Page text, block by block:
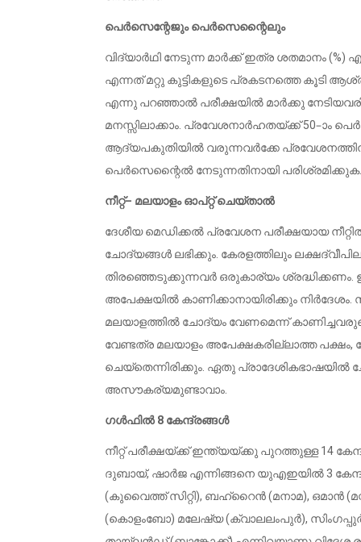
പെർസെന്റേജും പെർസെന്റൈലും
വിദ്യാർഥി നേടുന്ന മാർക്ക് ഇത്ര ശതമാനം
എന്നത് മറ്റു കുട്ടികളുടെ പ്രകടന‌ത്തെ കൂടി
എന്നു പറഞ്ഞാൽ പരീക്ഷയിൽ മാർക്കു
മനസ്സിലാക്കാം. പ്രവേശനാർഹതയ്ക്ക് 50–ാം
ആദ്യപകുതിയിൽ വരുന്നവർക്കേ
പെർസെന്റൈൽ നേടുന്നതിനായി പരിശ്രമിക്കുക.
നീറ്റ്– മലയാളം ഓപ്റ്റ് ചെയ്താൽ
ദേശീയ മെഡിക്കൽ പ്രവേശന പരീക്ഷയായ
ചോദ്യങ്ങൾ ലഭിക്കും. കേരളത്തിലും
തിരഞ്ഞെടുക്കുന്നവർ ഒരുകാര്യം
അപേക്ഷയിൽ കാണിക്കാനായിരിക്കും
മലയാളത്തിൽ ചോദ്യം വേണമെന്ന്
വേണ്ടത്ര മലയാളം അപേക്ഷകരില്ലാത്ത പക്ഷം,
ചെയ്തെന്നിരിക്കും. ഏതു
അസൗകര്യമുണ്ടാവാം.
ഗൾഫിൽ 8 കേന്ദ്രങ്ങൾ
നീറ്റ് പരീക്ഷയ്ക്ക് ഇന്ത്യയ്ക്കു പുറത്തുള്ള 14
ദുബായ്, ഷാർജ എന്നിങ്ങനെ യുഎഇയിൽ 3
(കുവൈത്ത് സിറ്റി), ബഹ്റൈൻ (മനാമ), ഒമാൻ
(കൊളംബോ) മലേഷ്യ (ക്വാലലംപുർ),